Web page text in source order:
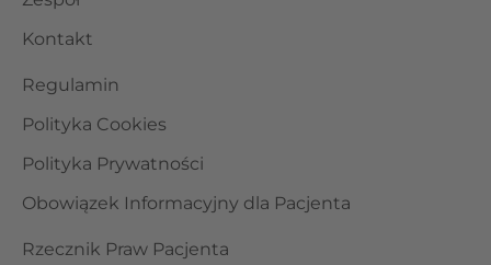
Kontakt
Regulamin
Polityka Cookies
Polityka Prywatności
Obowiązek Informacyjny dla Pacjenta
Rzecznik Praw Pacjenta